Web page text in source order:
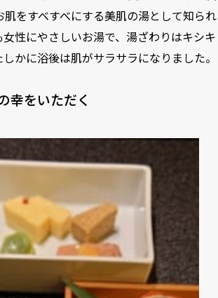
をすべすべにする美肌の湯として知られ
性にやさしいお湯で、湯ざわりはキシキ
かに浴後は肌がサラサラになりました。
幸をいただく